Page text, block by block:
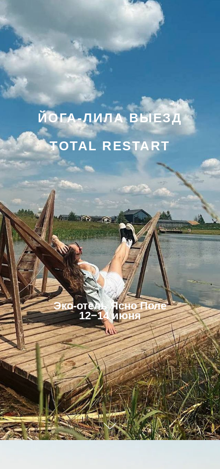
ЙОГА-ЛИЛА ВЫЕЗД
ТOTAL RESTART
Эко-отель Ясно Поле
12−14 июня